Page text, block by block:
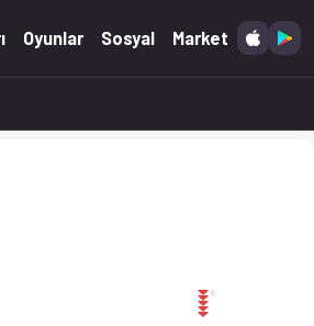
Oyunlar Sosyal Market